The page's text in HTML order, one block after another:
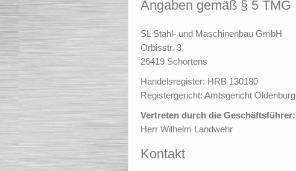
Angaben gemäß § 5 TMG
SL Stahl- und Maschinenbau GmbH
Orbisstr. 3
26419 Schortens
Handelsregister: HRB 130180
Registergericht: Amtsgericht Oldenburg
Vertreten durch die Geschäftsführer:
Herr Wilhelm Landwehr
Kontakt